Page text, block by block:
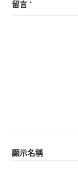
留言 *
顯示名稱